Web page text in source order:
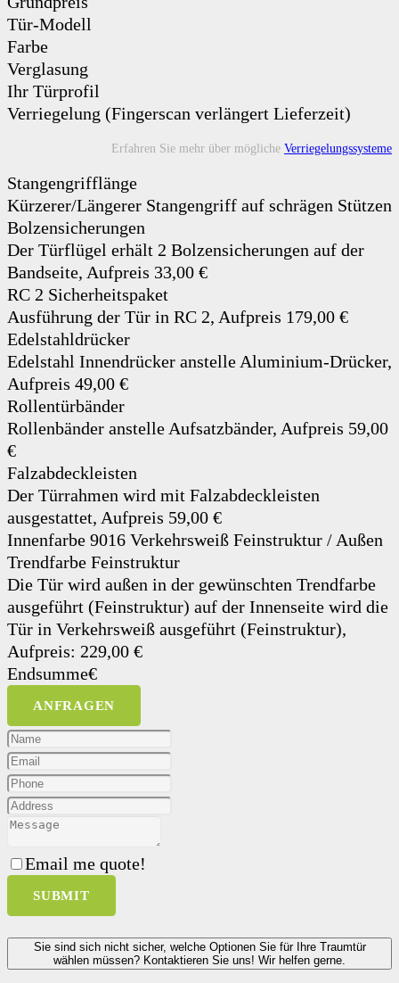
Tür-Modell
Farbe
Verglasung
Ihr Türprofil
Verriegelung (Fingerscan verlängert Lieferzeit)
Erfahren Sie mehr über mögliche Verriegelungssysteme
Stangengrifflänge
Kürzerer/Längerer Stangengriff auf schrägen Stützen
Bolzensicherungen
Der Türflügel erhält 2 Bolzensicherungen auf der
Bandseite, Aufpreis 33,00 €
RC 2 Sicherheitspaket
Ausführung der Tür in RC 2, Aufpreis 179,00 €
Edelstahldrücker
Edelstahl Innendrücker anstelle Aluminium-Drücker,
Aufpreis 49,00 €
Rollentürbänder
Rollenbänder anstelle Aufsatzbänder, Aufpreis 59,00
€
Falzabdeckleisten
Der Türrahmen wird mit Falzabdeckleisten
ausgestattet, Aufpreis 59,00 €
Innenfarbe 9016 Verkehrsweiß Feinstruktur / Außen
Trendfarbe Feinstruktur
Die Tür wird außen in der gewünschten Trendfarbe
ausgeführt (Feinstruktur) auf der Innenseite wird die
Tür in Verkehrsweiß ausgeführt (Feinstruktur),
Aufpreis: 229,00 €
Endsumme€
ANFRAGEN
Email me quote!
SUBMIT
Sie sind sich nicht sicher, welche Optionen Sie für Ihre Traumtür
wählen müssen? Kontaktieren Sie uns! Wir helfen gerne.